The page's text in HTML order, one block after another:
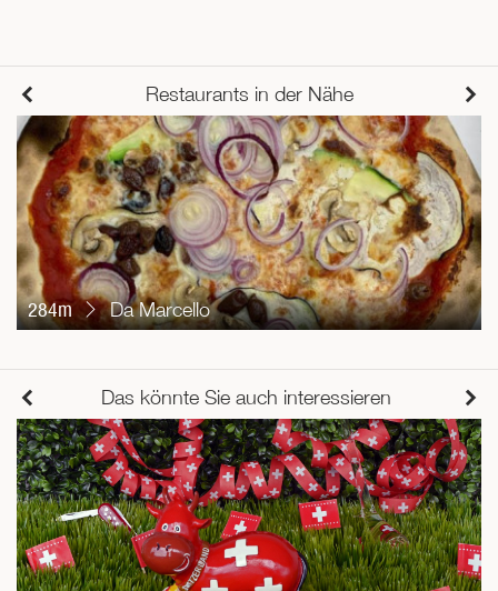
Restaurants in der Nähe
284m Da Marcello
Das könnte Sie auch interessieren